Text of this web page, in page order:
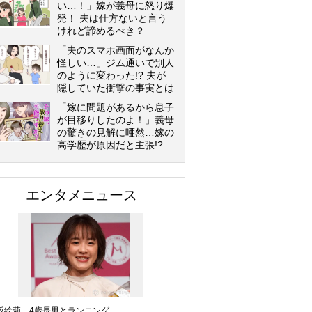
い…！」嫁が義母に怒り爆
発！ 夫は仕方ないと言う
けれど諦めるべき？
「夫のスマホ画面がなんか
怪しい…」ジム通いで別人
のように変わった!? 夫が
隠していた衝撃の事実とは
「嫁に問題があるから息子
が目移りしたのよ！」義母
の驚きの見解に唖然…嫁の
高学歴が原因だと主張!?
エンタメニュース